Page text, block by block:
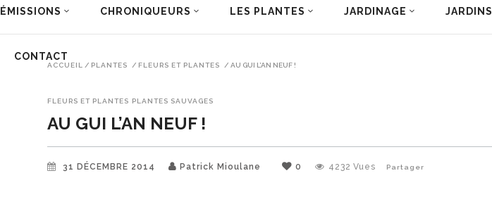
ÉMISSIONS CHRONIQUEURS LES PLANTES JARDINAGE JARDINS
CONTACT
ACCUEIL / PLANTES / FLEURS ET PLANTES / AU GUI L’AN NEUF !
FLEURS ET PLANTES PLANTES SAUVAGES
AU GUI L’AN NEUF !
31 DÉCEMBRE 2014 Patrick Mioulane 0 4232 Vues Partager